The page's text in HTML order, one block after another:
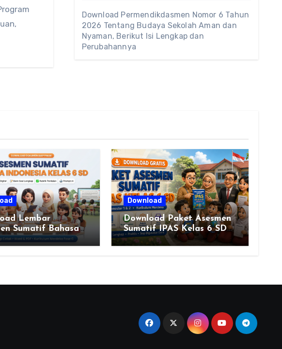
Download Permendikdasmen Nomor 6 Tahun
2026 Tentang Budaya Sekolah Aman dan
Nyaman, Berikut Isi Lengkap dan
Perubahannya
Lembar
Sumatif Bahasa
Kelas 6 SD
– Bank Soal &
Download
Download Paket Asesmen
Sumatif IPAS Kelas 6 SD
Kurikulum Merdeka
Lengkap Semester 1 & 2